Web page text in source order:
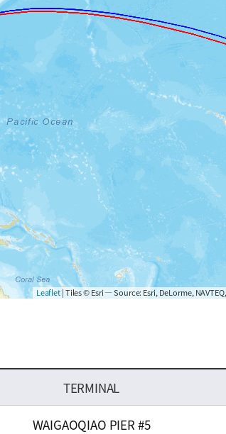
Leaflet| Tiles © Esri — Source: Esri, DeLorme,
TERMINAL
WAIGAOQIAO PIER #5